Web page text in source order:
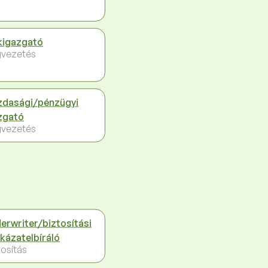
pénzügyi
biztosítási